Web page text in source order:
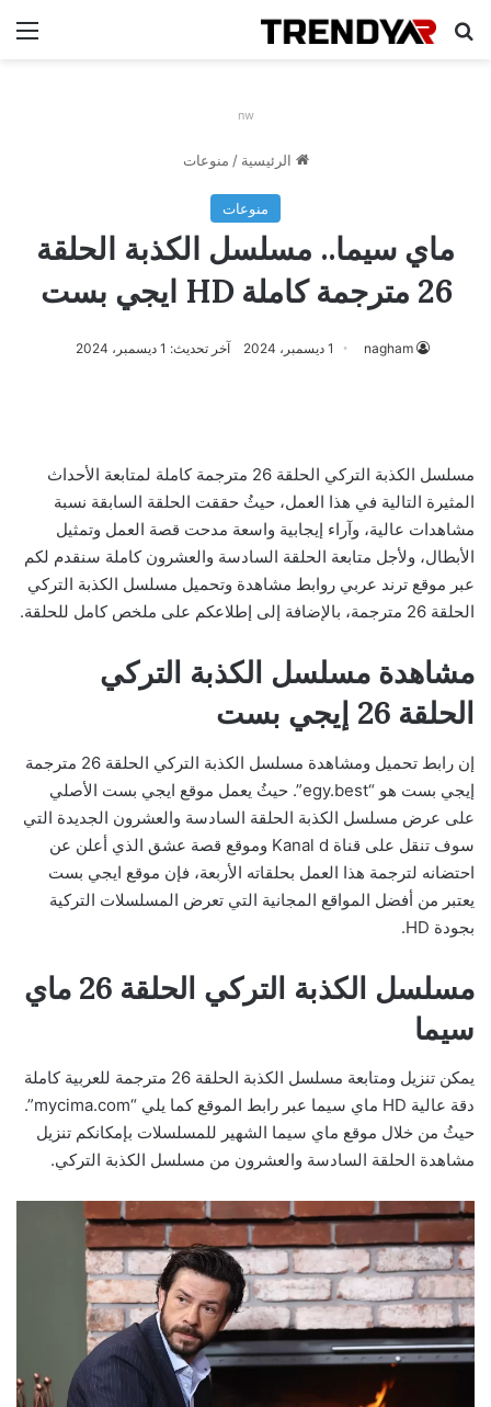
بحث عن
nw
الرئيسية / منوعات
منوعات
ماي سيما.. مسلسل الكذبة الحلقة
26 مترجمة كاملة HD ايجي بست
nagham 1 ديسمبر، 2024 آخر تحديث: 1 ديسمبر، 2024
مسلسل الكذبة التركي الحلقة 26 مترجمة كاملة لمتابعة الأحداث
المثيرة التالية في هذا العمل، حيثُ حققت الحلقة السابقة نسبة
مشاهدات عالية، وآراء إيجابية واسعة مدحت قصة العمل وتمثيل
الأبطال، ولأجل متابعة الحلقة السادسة والعشرون كاملة سنقدم لكم
عبر موقع ترند عربي روابط مشاهدة وتحميل مسلسل الكذبة التركي
الحلقة 26 مترجمة، بالإضافة إلى إطلاعكم على ملخص كامل للحلقة.
مشاهدة مسلسل الكذبة التركي
الحلقة 26 إيجي بست
إن رابط تحميل ومشاهدة مسلسل الكذبة التركي الحلقة 26 مترجمة
إيجي بست هو “egy.best”. حيثُ يعمل موقع ايجي بست الأصلي
على عرض مسلسل الكذبة الحلقة السادسة والعشرون الجديدة التي
سوف تنقل على قناة Kanal d وموقع قصة عشق الذي أعلن عن
احتضانه لترجمة هذا العمل بحلقاته الأربعة، فإن موقع ايجي بست
يعتبر من أفضل المواقع المجانية التي تعرض المسلسلات التركية
بجودة HD.
مسلسل الكذبة التركي الحلقة 26 ماي
سيما
يمكن تنزيل ومتابعة مسلسل الكذبة الحلقة 26 مترجمة للعربية كاملة
دقة عالية HD ماي سيما عبر رابط الموقع كما يلي “mycima.com”.
حيثُ من خلال موقع ماي سيما الشهير للمسلسلات بإمكانكم تنزيل
مشاهدة الحلقة السادسة والعشرون من مسلسل الكذبة التركي.